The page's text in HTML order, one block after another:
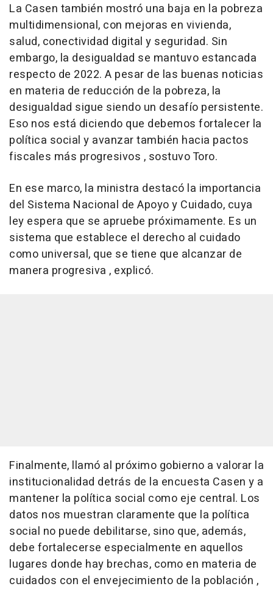
La Casen también mostró una baja en la pobreza
multidimensional, con mejoras en vivienda,
salud, conectividad digital y seguridad. Sin
embargo, la desigualdad se mantuvo estancada
respecto de 2022. A pesar de las buenas noticias
en materia de reducción de la pobreza, la
desigualdad sigue siendo un desafío persistente.
Eso nos está diciendo que debemos fortalecer la
política social y avanzar también hacia pactos
fiscales más progresivos , sostuvo Toro.
En ese marco, la ministra destacó la importancia
del Sistema Nacional de Apoyo y Cuidado, cuya
ley espera que se apruebe próximamente. Es un
sistema que establece el derecho al cuidado
como universal, que se tiene que alcanzar de
manera progresiva , explicó.
Finalmente, llamó al próximo gobierno a valorar la
institucionalidad detrás de la encuesta Casen y a
mantener la política social como eje central. Los
datos nos muestran claramente que la política
social no puede debilitarse, sino que, además,
debe fortalecerse especialmente en aquellos
lugares donde hay brechas, como en materia de
cuidados con el envejecimiento de la población ,